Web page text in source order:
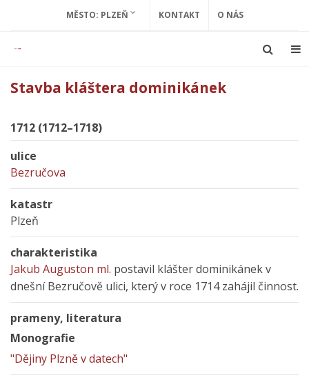
MĚSTO: PLZEŇ KONTAKT O NÁS
Stavba kláštera dominikánek
1712 (1712–1718)
ulice
Bezručova
katastr
Plzeň
charakteristika
Jakub Auguston ml. postavil klášter dominikánek v
dnešní Bezručově ulici, který v roce 1714 zahájil činnost.
prameny, literatura
Monografie
"Dějiny Plzně v datech"